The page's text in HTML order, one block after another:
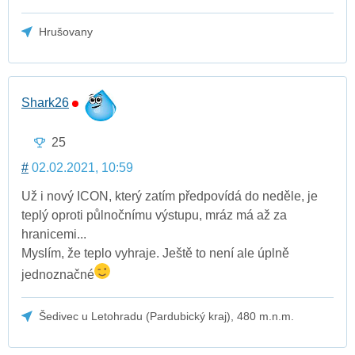
Hrušovany
Shark26
25
# 02.02.2021, 10:59
Už i nový ICON, který zatím předpovídá do neděle, je
teplý oproti půlnočnímu výstupu, mráz má až za
hranicemi...
Myslím, že teplo vyhraje. Ještě to není ale úplně
jednoznačné
Šedivec u Letohradu (Pardubický kraj), 480 m.n.m.